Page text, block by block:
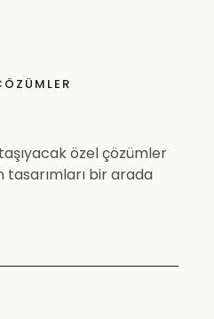
özel çözümler
tasarımları bir arada